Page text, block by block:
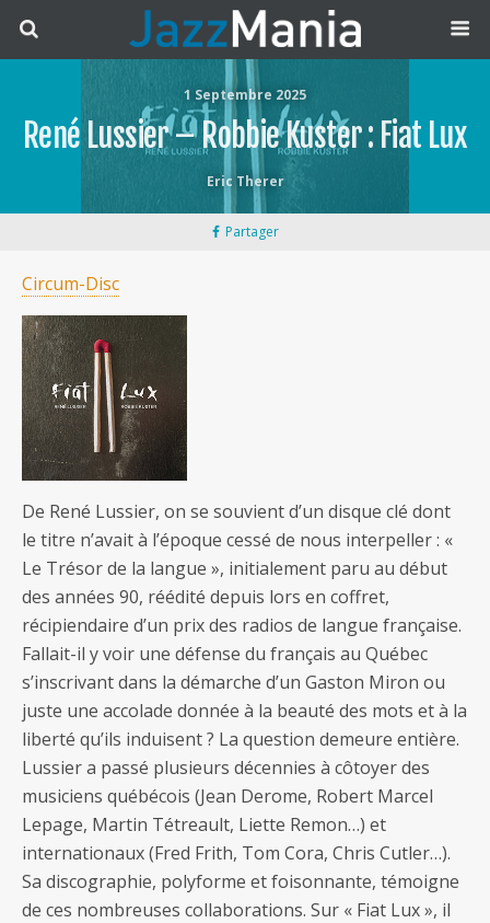
1 Septembre 2025
René Lussier – Robbie Kuster : Fiat Lux
Eric Therer
Partager
Circum-Disc
De René Lussier, on se souvient d’un disque clé dont
le titre n’avait à l’époque cessé de nous interpeller : «
Le Trésor de la langue », initialement paru au début
des années 90, réédité depuis lors en coffret,
récipiendaire d’un prix des radios de langue française.
Fallait-il y voir une défense du français au Québec
s’inscrivant dans la démarche d’un Gaston Miron ou
juste une accolade donnée à la beauté des mots et à la
liberté qu’ils induisent ? La question demeure entière.
Lussier a passé plusieurs décennies à côtoyer des
musiciens québécois (Jean Derome, Robert Marcel
Lepage, Martin Tétreault, Liette Remon…) et
internationaux (Fred Frith, Tom Cora, Chris Cutler…).
Sa discographie, polyforme et foisonnante, témoigne
de ces nombreuses collaborations. Sur « Fiat Lux », il